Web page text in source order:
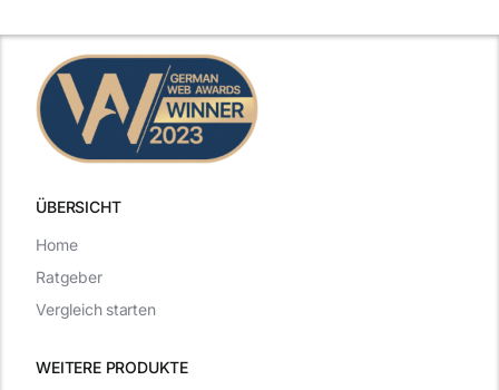
Vorstellungsgespräch
ÜBERSICHT
WEITERE PRODUKTE
Home
Ratgeber
Vergleich starten